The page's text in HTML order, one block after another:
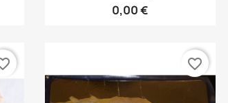
0,00 €
favorite_border